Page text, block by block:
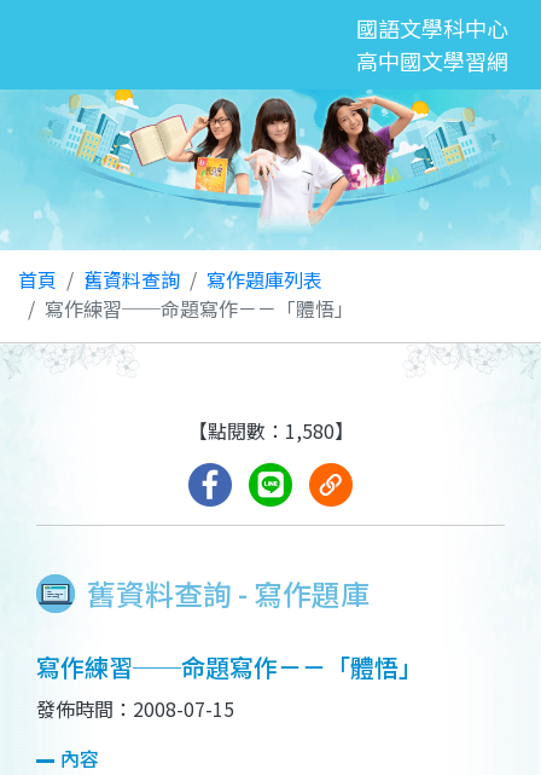
國語文學科中心
高中國文學習網
首頁 舊資料查詢
寫作題庫列表
寫作練習──命題寫作－－「體悟」
舊資料查詢 - 寫作題庫
【點閱數：1,580】
寫作練習──命題寫作－－「體悟」
發佈時間：2008-07-15
內容